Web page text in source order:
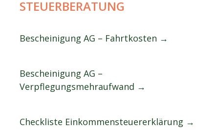
STEUERBERATUNG
Bescheinigung AG – Fahrtkosten →
Bescheinigung AG –
Verpflegungsmehraufwand →
Checkliste Einkommensteuererklärung →